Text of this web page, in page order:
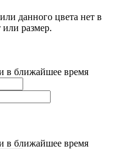
данного цвета нет в
размер.
в ближайшее время
в ближайшее время